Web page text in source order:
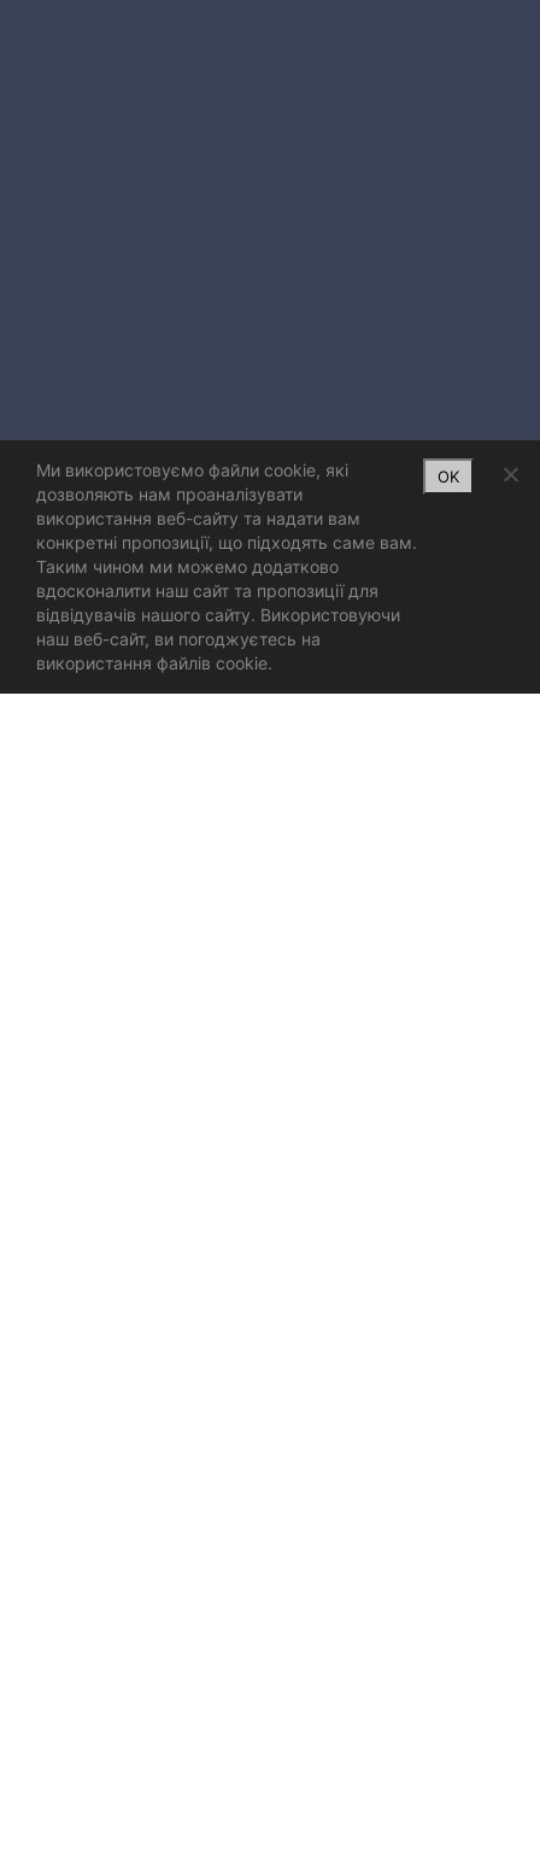
Ми використовуємо файли cookie, які
дозволяють нам проаналізувати
використання веб-сайту та надати вам
конкретні пропозиції, що підходять саме вам.
Таким чином ми можемо додатково
вдосконалити наш сайт та пропозиції для
відвідувачів нашого сайту. Використовуючи
наш веб-сайт, ви погоджуєтесь на
використання файлів cookie.
OK